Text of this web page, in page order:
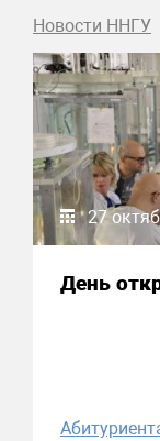
Новости ННГУ
27
День